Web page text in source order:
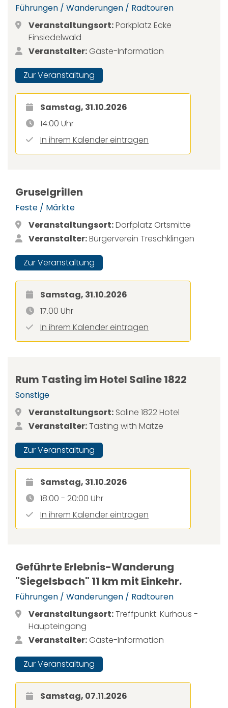
Führungen / Wanderungen / Radtouren
Veranstaltungsort:Parkplatz Ecke
Einsiedelwald
Veranstalter: Gäste-Information
Zur Veranstaltung
Samstag, 31.10.2026
14:00 Uhr
In ihrem Kalender eintragen
Gruselgrillen
Feste / Märkte
Veranstaltungsort:Dorfplatz Ortsmitte
Veranstalter:Bürgerverein Treschklingen
Zur Veranstaltung
Samstag, 31.10.2026
17.00 Uhr
In ihrem Kalender eintragen
Rum Tasting im Hotel Saline 1822
Sonstige
Veranstaltungsort: Saline 1822 Hotel
Veranstalter:Tasting with Matze
Zur Veranstaltung
Samstag, 31.10.2026
18:00 - 20:00 Uhr
In ihrem Kalender eintragen
Geführte Erlebnis-Wanderung
"Siegelsbach" 11 km mit Einkehr.
Führungen / Wanderungen / Radtouren
Veranstaltungsort:Treffpunkt: Kurhaus -
Haupteingang
Veranstalter: Gäste-Information
Zur Veranstaltung
Samstag, 07.11.2026